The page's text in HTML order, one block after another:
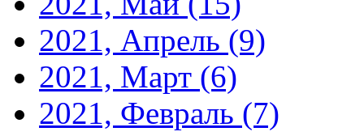
2021, Апрель (9)
2021, Март (6)
2021, Февраль (7)